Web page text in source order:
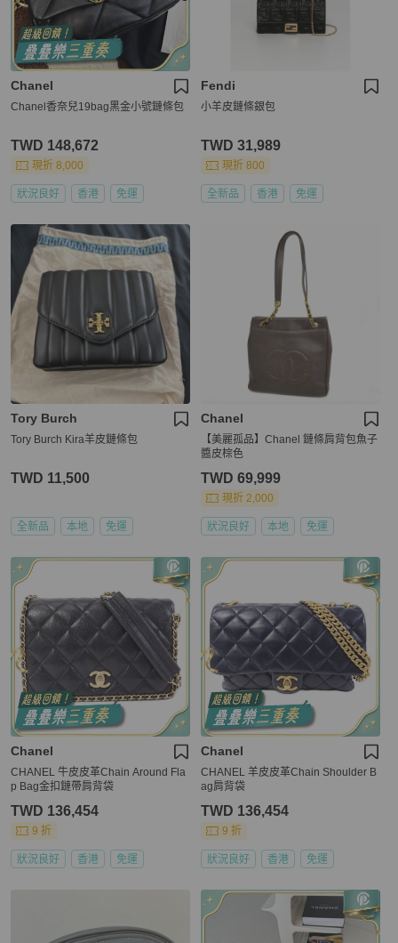
Chanel
Chanel香奈兒19bag黑金小號鏈條包
TWD 148,672
現折 8,000
狀況良好 香港 免運
Fendi
小羊皮鏈條銀包
TWD 31,989
現折 800
全新品 香港 免運
Tory Burch
Tory Burch Kira羊皮鏈條包
TWD 11,500
全新品 本地 免運
Chanel
【美麗孤品】Chanel 鏈條肩背包魚子
醬皮棕色
TWD 69,999
現折 2,000
狀況良好 本地 免運
Chanel
CHANEL 牛皮皮革Chain Around Fla
p Bag金扣鏈帶肩背袋
TWD 136,454
9 折
狀況良好 香港 免運
Chanel
CHANEL 羊皮皮革Chain Shoulder B
ag肩背袋
TWD 136,454
9 折
狀況良好 香港 免運